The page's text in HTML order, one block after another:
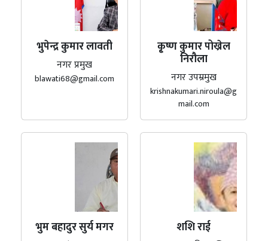
भुपेन्द्र कुमार लावती
नगर प्रमुख
blawati68@gmail.com
कृ्ष्ण कुमार पोख्रेल
निरौला
नगर उपम्रमुख
krishnakumari.niroula@g
mail.com
भुम बहादुर सुर्य मगर शशि राई